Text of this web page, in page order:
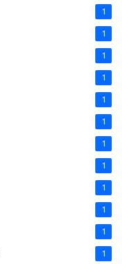
1
1
1
1
1
1
1
1
1
1
1
1